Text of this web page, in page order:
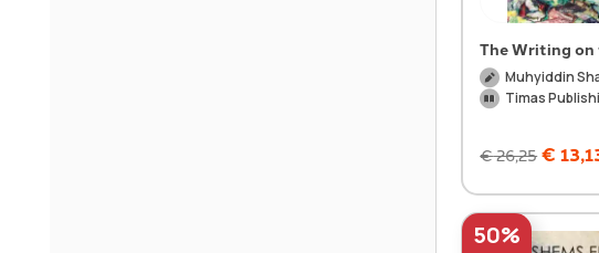
The Writing
Muhyiddin
Timas
€26,25 €
50%